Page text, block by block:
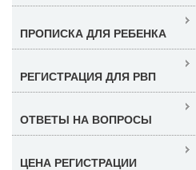
ПРОПИСКА ДЛЯ РЕБЕНКА
РЕГИСТРАЦИЯ ДЛЯ РВП
ОТВЕТЫ НА ВОПРОСЫ
ЦЕНА РЕГИСТРАЦИИ